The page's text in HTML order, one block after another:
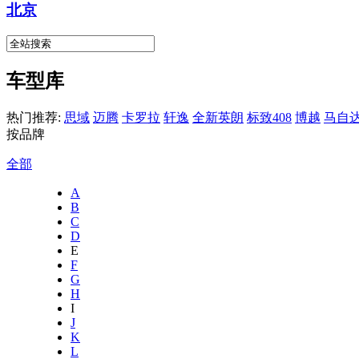
北京
车型库
热门推荐: 思域 迈腾 卡罗拉 轩逸 全新英朗 标致408 博越 马自
按品牌
全部
A
B
C
D
E
F
G
H
I
J
K
L